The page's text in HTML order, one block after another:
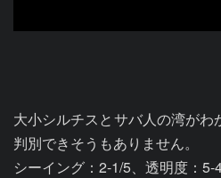
大小シルチスとサバ人の湾が
判別できそうもありません。
シーイング：2-1/5、透明度：5-